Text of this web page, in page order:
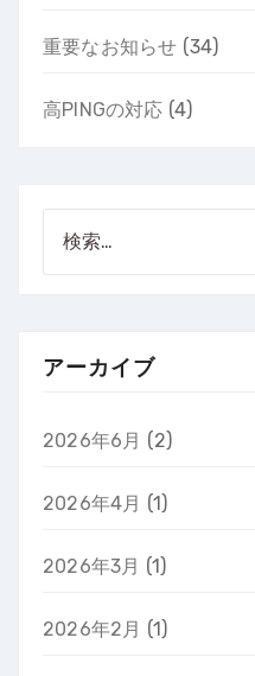
重要なお知らせ (34)
高PINGの対応 (4)
アーカイブ
2026年6月 (2)
2026年4月 (1)
2026年3月 (1)
2026年2月 (1)